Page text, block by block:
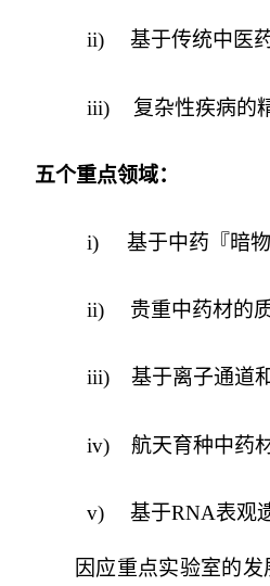
ii) 基于传统中医
iii) 复杂性疾病的
五个重点领域：
i) 基于中药『暗
ii) 贵重中药材的
iii) 基于离子通道
iv) 航天育种中药
v) 基于RNA表观
因应重点实验室的